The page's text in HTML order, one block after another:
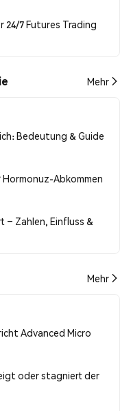
24/7 Futures Trading
Mehr
Bedeutung & Guide
Abkommen
– Zahlen, Einfluss &
Mehr
Advanced Micro
oder stagniert der